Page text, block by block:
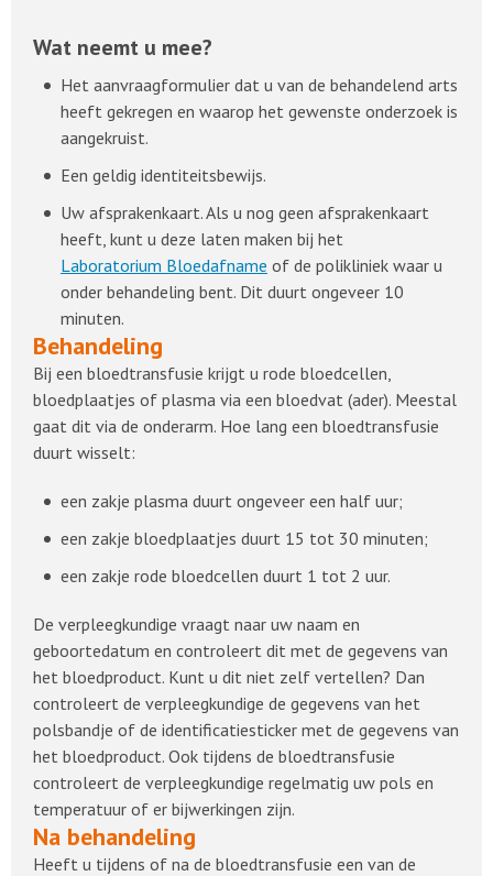
Wat neemt u mee?
Het aanvraagformulier dat u van de behandelend arts
heeft gekregen en waarop het gewenste onderzoek is
aangekruist.
Een geldig identiteitsbewijs.
Uw afsprakenkaart. Als u nog geen afsprakenkaart
heeft, kunt u deze laten maken bij het
Laboratorium Bloedafname of de polikliniek waar u
onder behandeling bent. Dit duurt ongeveer 10
minuten.
Behandeling
Bij een bloedtransfusie krijgt u rode bloedcellen,
bloedplaatjes of plasma via een bloedvat (ader). Meestal
gaat dit via de onderarm. Hoe lang een bloedtransfusie
duurt wisselt:
een zakje plasma duurt ongeveer een half uur;
een zakje bloedplaatjes duurt 15 tot 30 minuten;
een zakje rode bloedcellen duurt 1 tot 2 uur.
De verpleegkundige vraagt naar uw naam en
geboortedatum en controleert dit met de gegevens van
het bloedproduct. Kunt u dit niet zelf vertellen? Dan
controleert de verpleegkundige de gegevens van het
polsbandje of de identificatiesticker met de gegevens van
het bloedproduct. Ook tijdens de bloedtransfusie
controleert de verpleegkundige regelmatig uw pols en
temperatuur of er bijwerkingen zijn.
Na behandeling
Heeft u tijdens of na de bloedtransfusie een van de